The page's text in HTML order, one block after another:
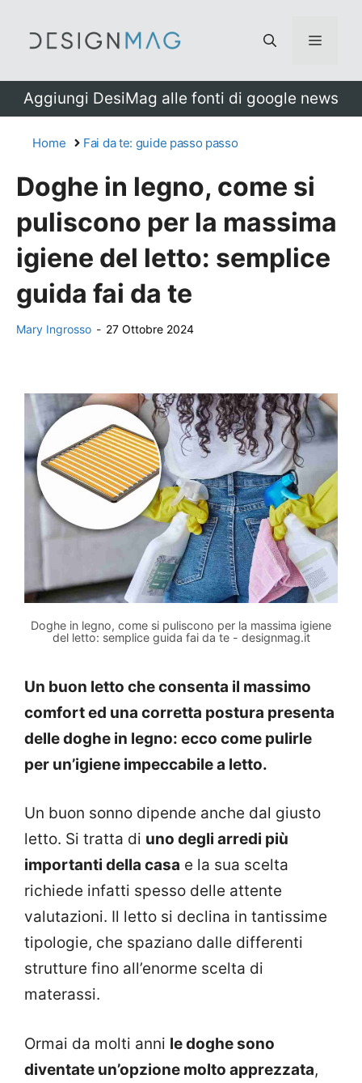
Menu
Aggiungi DesiMag alle fonti di google news
Home Fai da te: guide passo passo
Doghe in legno, come si
puliscono per la massima
igiene del letto: semplice
guida fai da te
Mary Ingrosso - 27 Ottobre 2024
Doghe in legno, come si puliscono per la massima igiene
del letto: semplice guida fai da te - designmag.it
Un buon letto che consenta il massimo
comfort ed una corretta postura presenta
delle doghe in legno: ecco come pulirle
per un’igiene impeccabile a letto.
Un buon sonno dipende anche dal giusto
letto. Si tratta di uno degli arredi più
importanti della casa e la sua scelta
richiede infatti spesso delle attente
valutazioni. Il letto si declina in tantissime
tipologie, che spaziano dalle differenti
strutture fino all’enorme scelta di
materassi.
Ormai da molti anni le doghe sono
diventate un’opzione molto apprezzata,